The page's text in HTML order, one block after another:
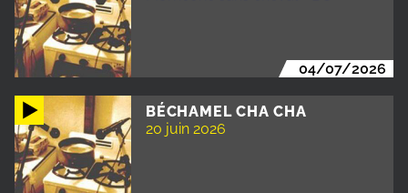
04/07/2026
BÉCHAMEL CHA CHA
20 juin 2026